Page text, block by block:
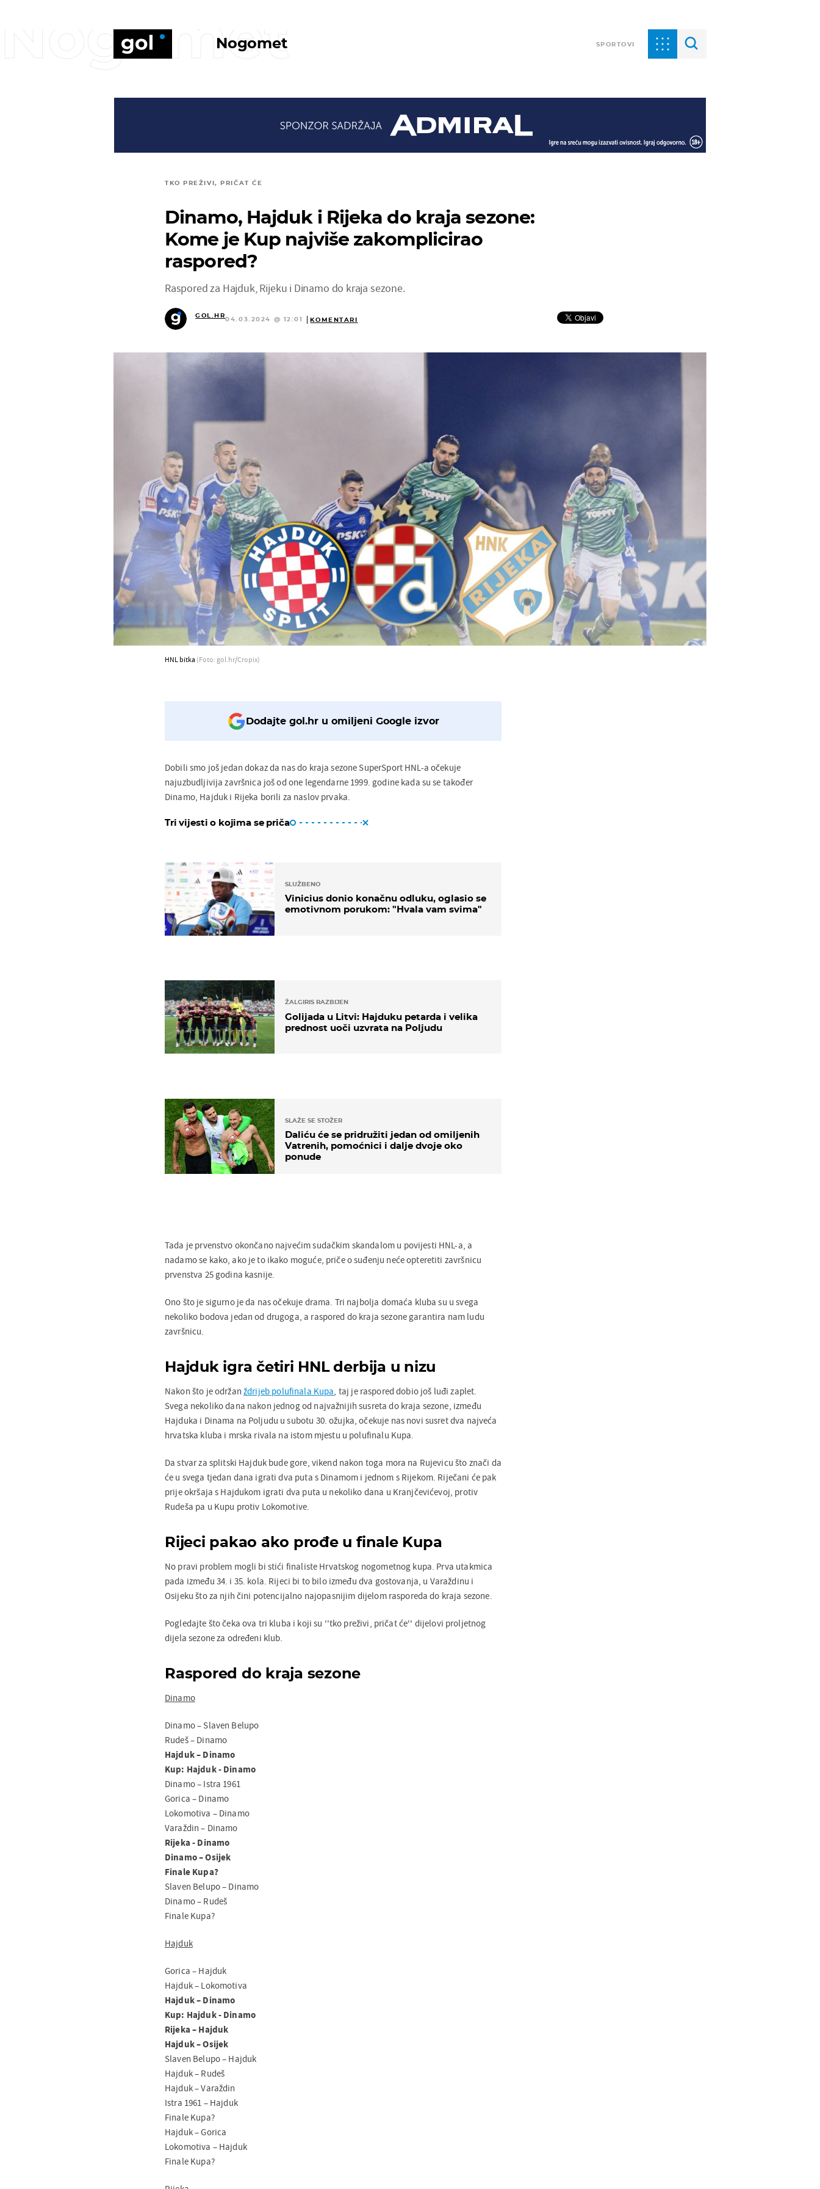
Nogomet SPORTOVI
Nogomet
TKO PREŽIVI, PRIČAT ĆE
Dinamo, Hajduk i Rijeka do kraja sezone:
Kome je Kup najviše zakomplicirao
raspored?
Raspored za Hajduk, Rijeku i Dinamo do kraja sezone.
GOL.HR
04.03.2024 @ 12:01 KOMENTARI
HNL bitka (Foto: gol.hr/Cropix)
Dodajte gol.hr u omiljeni Google izvor
Dobili smo još jedan dokaz da nas do kraja sezone SuperSport HNL-a očekuje
najuzbudljivija završnica još od one legendarne 1999. godine kada su se također
Dinamo, Hajduk i Rijeka borili za naslov prvaka.
Tri vijesti o kojima se priča
SLUŽBENO
Vinicius donio konačnu odluku, oglasio se
emotivnom porukom: "Hvala vam svima"
ŽALGIRIS RAZBIJEN
Golijada u Litvi: Hajduku petarda i velika
prednost uoči uzvrata na Poljudu
SLAŽE SE STOŽER
Daliću će se pridružiti jedan od omiljenih
Vatrenih, pomoćnici i dalje dvoje oko
ponude
Tada je prvenstvo okončano najvećim sudačkim skandalom u povijesti HNL-a, a
nadamo se kako, ako je to ikako moguće, priče o suđenju neće opteretiti završnicu
prvenstva 25 godina kasnije.
Ono što je sigurno je da nas očekuje drama. Tri najbolja domaća kluba su u svega
nekoliko bodova jedan od drugoga, a raspored do kraja sezone garantira nam ludu
završnicu.
Hajduk igra četiri HNL derbija u nizu
Nakon što je održanždrijeb polufinala Kupa, taj je raspored dobio još luđi zaplet.
Svega nekoliko dana nakon jednog od najvažnijih susreta do kraja sezone, između
Hajduka i Dinama na Poljudu u subotu 30. ožujka, očekuje nas novi susret dva najveća
hrvatska kluba i mrska rivala na istom mjestu u polufinalu Kupa.
Da stvar za splitski Hajduk bude gore, vikend nakon toga mora na Rujevicu što znači da
će u svega tjedan dana igrati dva puta s Dinamom i jednom s Rijekom. Riječani će pak
prije okršaja s Hajdukom igrati dva puta u nekoliko dana u Kranjčevićevoj, protiv
Rudeša pa u Kupu protiv Lokomotive.
Rijeci pakao ako prođe u finale Kupa
No pravi problem mogli bi stići finaliste Hrvatskog nogometnog kupa. Prva utakmica
pada između 34. i 35. kola. Rijeci bi to bilo između dva gostovanja, u Varaždinu i
Osijeku što za njih čini potencijalno najopasnijim dijelom rasporeda do kraja sezone.
Pogledajte što čeka ova tri kluba i koji su ''tko preživi, pričat će'' dijelovi proljetnog
dijela sezone za određeni klub.
Raspored do kraja sezone
Dinamo
Dinamo – Slaven Belupo
Rudeš – Dinamo
Hajduk – Dinamo
Kup: Hajduk - Dinamo
Dinamo – Istra 1961
Gorica – Dinamo
Lokomotiva – Dinamo
Varaždin – Dinamo
Rijeka - Dinamo
Dinamo – Osijek
Finale Kupa?
Slaven Belupo – Dinamo
Dinamo – Rudeš
Finale Kupa?
Hajduk
Gorica – Hajduk
Hajduk – Lokomotiva
Hajduk – Dinamo
Kup: Hajduk - Dinamo
Rijeka – Hajduk
Hajduk – Osijek
Slaven Belupo – Hajduk
Hajduk – Rudeš
Hajduk – Varaždin
Istra 1961 – Hajduk
Finale Kupa?
Hajduk – Gorica
Lokomotiva – Hajduk
Finale Kupa?